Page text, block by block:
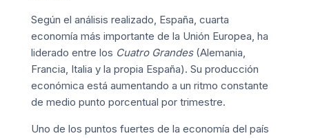
Según el análisis realizado, España, cuarta
economía más importante de la Unión Europea, ha
liderado entre los Cuatro Grandes(Alemania,
Francia, Italia y la propia España). Su producción
económica está aumentando a un ritmo constante
de medio punto porcentual por trimestre.
Uno de los puntos fuertes de la economía del país